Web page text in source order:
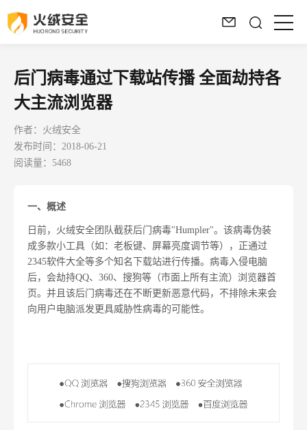
后门病毒通过下载站传播 全面劫持各
大主流浏览器
作者：火绒安全
发布时间：2018-06-21
阅读量：5468
一、 概述
日前，火绒安全团队截获后门病毒"Humpler"。该病毒伪装
成多款小工具（如：老板键、屏幕亮度调节等），正通过
2345软件大全等多个知名下载站进行传播。病毒入侵电脑
后，会劫持QQ、360、搜狗等（市面上所有主流）浏览器首
页。并且该后门病毒还在不断更新恶意代码，不排除未来会
向用户电脑派发更具威胁性病毒的可能性。